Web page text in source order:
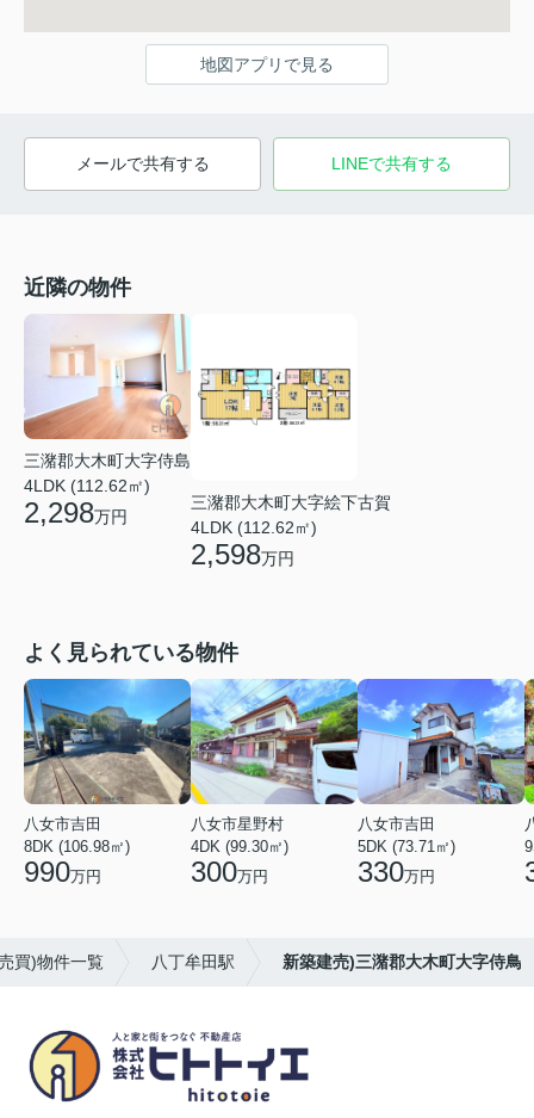
地図アプリで見る
メールで共有する LINEで共有する
近隣の物件
三潴郡大木町大字侍島
4LDK (112.62㎡)
2,298万円
三潴郡大木町大字絵下古賀
4LDK (112.62㎡)
2,598万円
よく見られている物件
八女市吉田
8DK (106.98㎡)
990万円
八女市星野村
4DK (99.30㎡)
300万円
八女市吉田
5DK (73.71㎡)
330万円
買)物件一覧 八丁牟田駅 新築建売)三潴郡大木町大字侍鳥